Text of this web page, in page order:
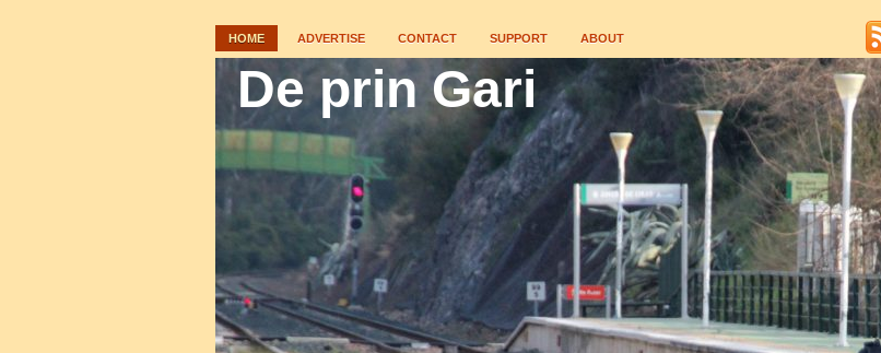
HOME ADVERTISE CONTACT SUPPORT ABOUT
De prin Gari